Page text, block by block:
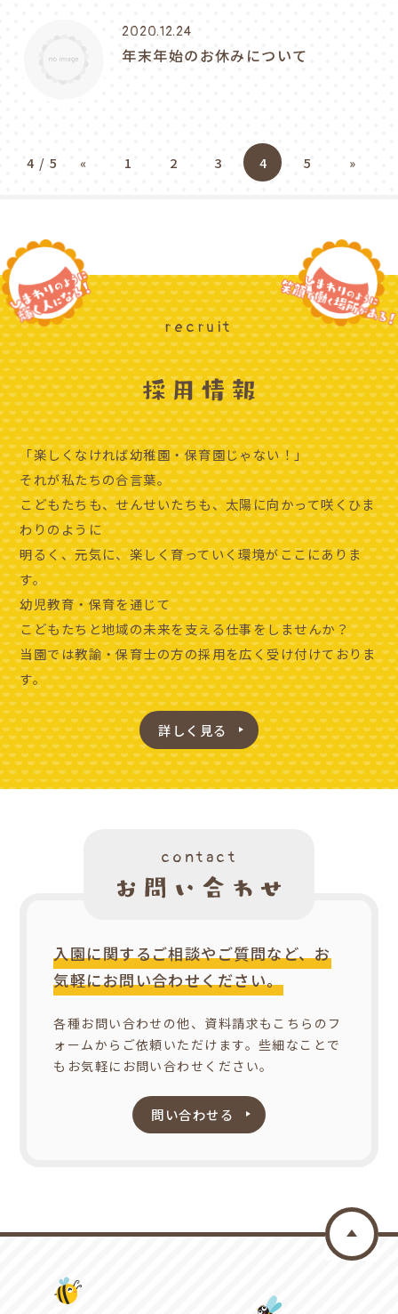
2020.12.24
年末年始のお休みについて
4 / 5 « 1 2 3 4 5 »
recruit
「楽しくなければ幼稚園・保育園じゃない！」
それが私たちの合言葉。
こどもたちも、せんせいたちも、太陽に向かって咲くひま
わりのように
明るく、元気に、楽しく育っていく環境がここにありま
す。
幼児教育・保育を通じて
こどもたちと地域の未来を支える仕事をしませんか？
当園では教諭・保育士の方の採用を広く受け付けておりま
す。
詳しく見る
contact
入園に関するご相談やご質問など、お
気軽にお問い合わせください。
各種お問い合わせの他、資料請求もこちらのフ
ォームからご依頼いただけます。些細なことで
もお気軽にお問い合わせください。
問い合わせる